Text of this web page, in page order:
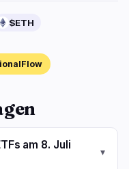
$ETH
am 8. Juli
▾